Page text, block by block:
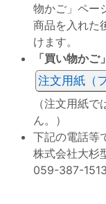
物かご」ペー
商品を入れた
けます。
「買い物か
注文用紙（
（注文用紙
ん。）
下記の電話等
株式会社大
059-387-1513